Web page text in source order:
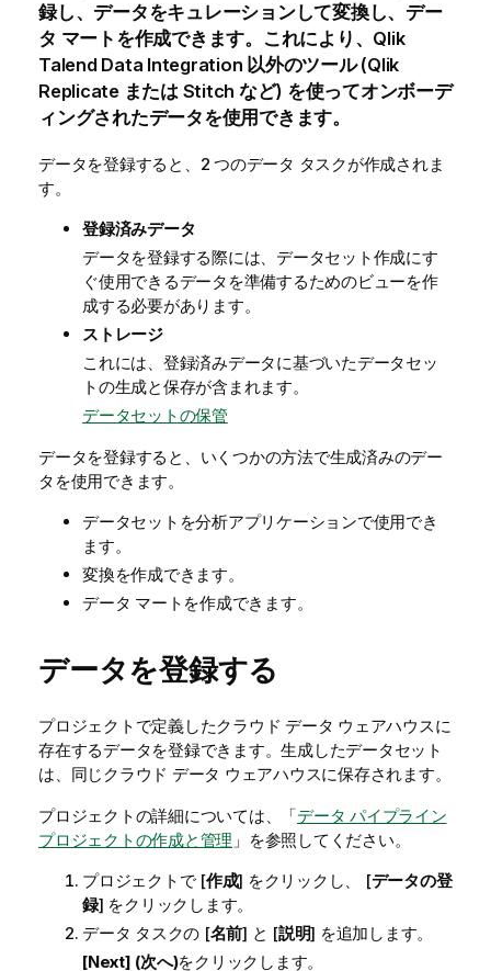
録し、データをキュレーションして変換し、デー
タ マートを作成できます。これにより、 Qlik
Talend Data Integration 以外のツール (Qlik
Replicateまたは Stitch など) を使ってオンボーデ
ィングされたデータを使用できます。
データを登録すると、2 つのデータ タスクが作成されま
す。
登録済みデータ
データを登録する際には、データセット作成にす
ぐ使用できるデータを準備するためのビューを作
成する必要があります。
ストレージ
これには、登録済みデータに基づいたデータセッ
トの生成と保存が含まれます。
データセットの保管
データを登録すると、いくつかの方法で生成済みのデー
タを使用できます。
データセットを分析アプリケーションで使用でき
ます。
変換を作成できます。
データ マートを作成できます。
データを登録する
プロジェクトで定義したクラウド データ ウェアハウスに
存在するデータを登録できます。生成したデータセット
は、同じクラウド データ ウェアハウスに保存されます。
プロジェクトの詳細については、「データ パイプライン
プロジェクトの作成と管理 」を参照してください。
プロジェクトで [作成] をクリックし、 [データの登
録] をクリックします。
データ タスクの [名前] と [説明] を追加します。
[Next] (次へ)をクリックします。